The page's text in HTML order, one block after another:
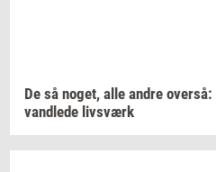
De så noget, alle andre over­så:
vand­le­de livs­værk